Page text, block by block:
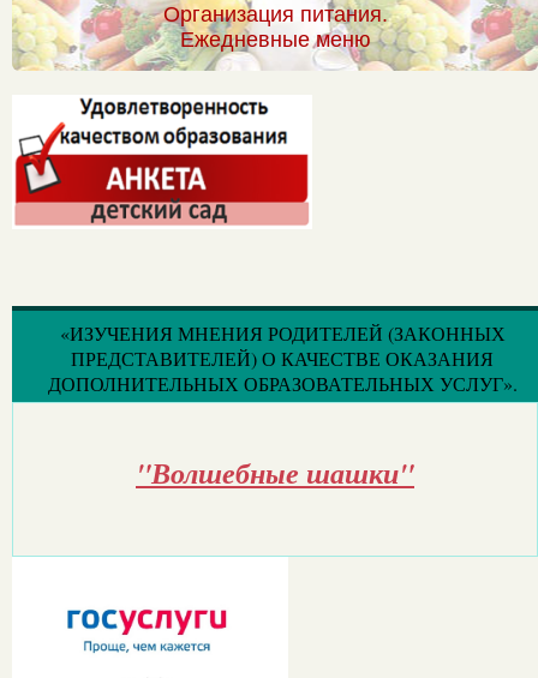
Организация питания.
Ежедневные меню
«ИЗУЧЕНИЯ МНЕНИЯ РОДИТЕЛЕЙ (ЗАКОННЫХ
ПРЕДСТАВИТЕЛЕЙ) О КАЧЕСТВЕ ОКАЗАНИЯ
ДОПОЛНИТЕЛЬНЫХ ОБРАЗОВАТЕЛЬНЫХ УСЛУГ».
"Волшебные шашки"